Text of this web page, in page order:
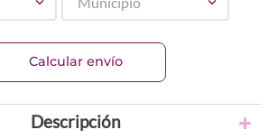
Calcular envío
Descripción